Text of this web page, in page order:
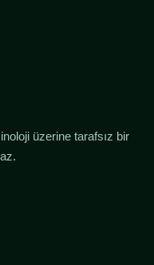
üzerine tarafsız bir